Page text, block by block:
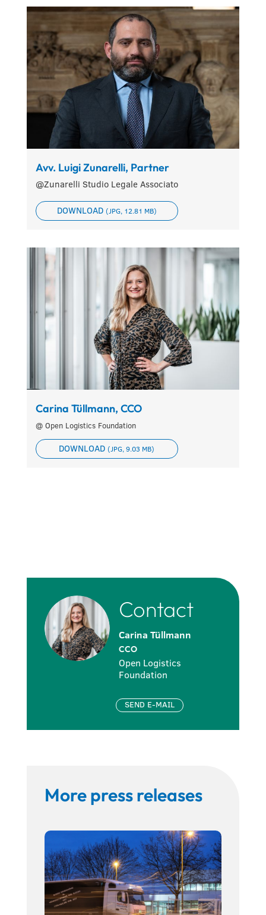
Avv. Luigi Zunarelli, Partner
@Zunarelli Studio Legale Associato
DOWNLOAD (JPG, 12.81 MB)
Carina Tüllmann, CCO
@ Open Logistics Foundation
DOWNLOAD (JPG, 9.03 MB)
Contact
Carina Tüllmann
CCO
Open Logistics
Foundation
SEND E-MAIL
More press releases